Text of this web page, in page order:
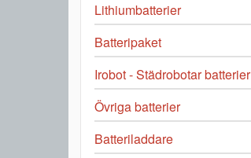
Lithiumbatterier
Batteripaket
Irobot - Städrobotar batterier
Övriga batterier
Batteriladdare